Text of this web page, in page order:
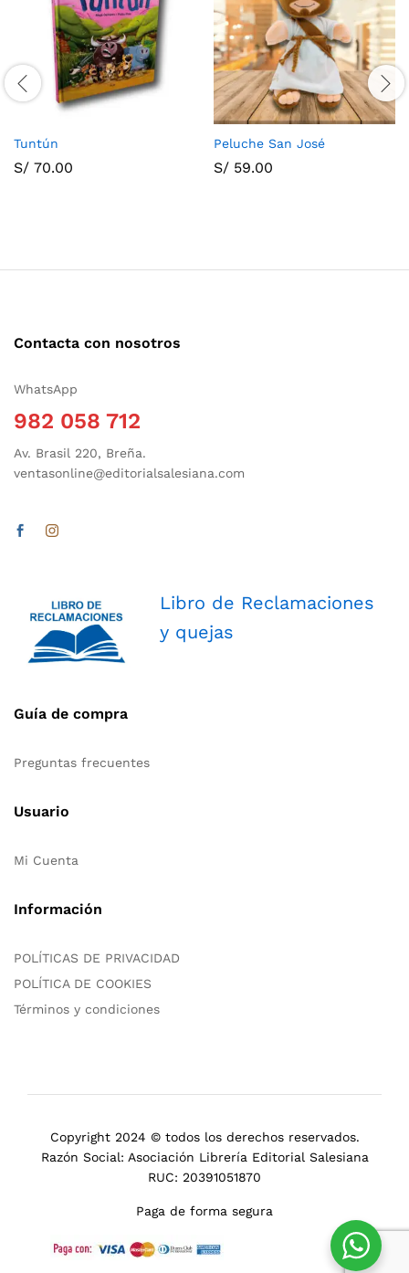
Tuntún
S/ 70.00
Peluche San José
S/ 59.00
Contacta con nosotros
WhatsApp
982 058 712
Av. Brasil 220, Breña.
ventasonline@editorialsalesiana.com
Libro de Reclamaciones
y quejas
Guía de compra
Preguntas frecuentes
Usuario
Mi Cuenta
Información
POLÍTICAS DE PRIVACIDAD
POLÍTICA DE COOKIES
Términos y condiciones
Copyright 2024 © todos los derechos reservados.
Razón Social: Asociación Librería Editorial Salesiana
RUC: 20391051870
Paga de forma segura